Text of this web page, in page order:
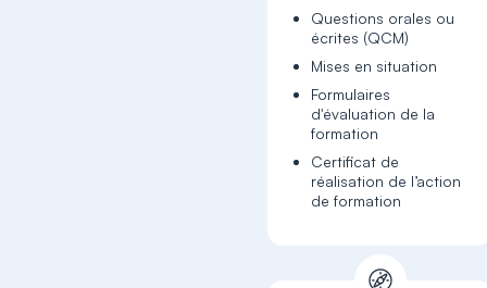
Questions orales ou
écrites (QCM)
Mises en situation
Formulaires
d'évaluation de la
formation
Certificat de
réalisation de l’action
de formation